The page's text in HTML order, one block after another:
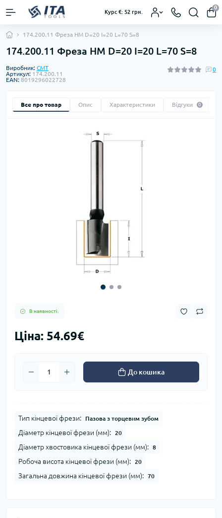
Курс €: 52 грн.
0
174.200.11 Фреза HM D=20 I=20 L=70 S=8
174.200.11 Фреза HM D=20 I=20 L=70 S=8
Виробник: CMT
Артикул: 174.200.11
EAN: 8019296022728
0
Все про товар Опис Характеристики Відгуки 0
В наявності.
Ціна: 54.69€
До кошика
Тип кінцевої фрези: Пазова з торцевим зубом
Діаметр кінцевої фрези (мм): 20
Діаметр хвостовика кінцевої фрези (мм): 8
Робоча висота кінцевої фрези (мм): 20
Загальна довжина кінцевої фрези (мм): 70